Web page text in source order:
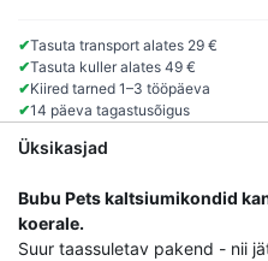
✔Tasuta transport alates 29 €
✔Tasuta kuller alates 49 €
✔Kiired tarned 1–3 tööpäeva
✔14 päeva tagastusõigus
Üksikasjad
Bubu Pets kaltsiumikondid
koerale.
Suur taassuletav pakend - nii